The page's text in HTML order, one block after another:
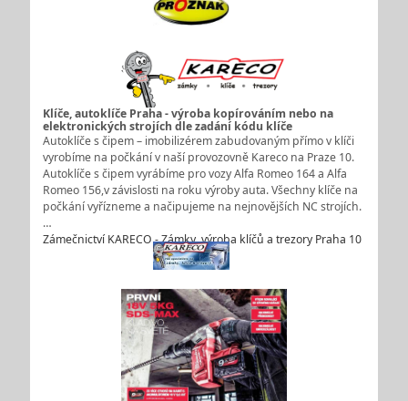
Klíče, autoklíče Praha - výroba kopírováním nebo na
elektronických strojích dle zadání kódu klíče
Autoklíče s čipem – imobilizérem zabudovaným přímo v klíči
vyrobíme na počkání v naší provozovně Kareco na Praze 10.
Autoklíče s čipem vyrábíme pro vozy Alfa Romeo 164 a Alfa
Romeo 156,v závislosti na roku výroby auta. Všechny klíče na
počkání vyřízneme a načipujeme na nejnovějších NC strojích.
…
Zámečnictví KARECO - Zámky, výroba klíčů a trezory Praha 10